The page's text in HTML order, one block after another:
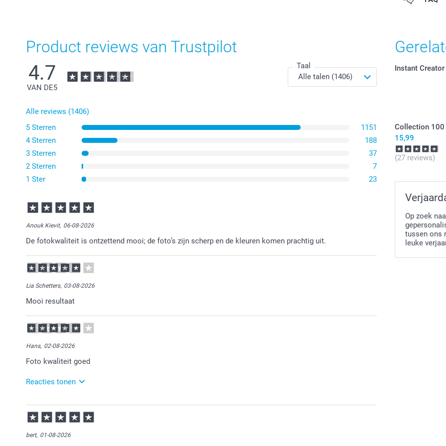
Premium
Premium
Vanaf 9,99 /
Opties, prijzen
hebt
Je kan
je muis
Als je
Let op!
kleiner
cursor.
Zie je
Product reviews van Trustpilot
4.7
VAN DE5
Taal
Alle reviews (1406)
5 Sterren
1151
4 Sterren
188
3 Sterren
37
2 Sterren
7
1 Ster
23
Anouk Kievit, 06-08-2026
De fotokwaliteit is ontzettend mooi; de foto’s zijn scherp en de kleuren komen prachtig uit.
Lia Schetters, 03-08-2026
Mooi resultaat
Hans, 02-08-2026
Foto kwaliteit goed
Reacties tonen
03-08-2026
12:14
Veel plezier van de fotoboeken!
bert, 01-08-2026
Instant Creator
Collection 100
15,99
(27 reviews)
Op zoek
tussen ons
leuke